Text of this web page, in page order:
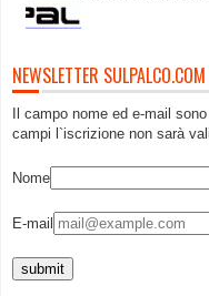
NEWSLETTER SULPALCO.COM
Il campo nome ed e-mail
campi l`iscrizione non sarà
Nome
E-mail